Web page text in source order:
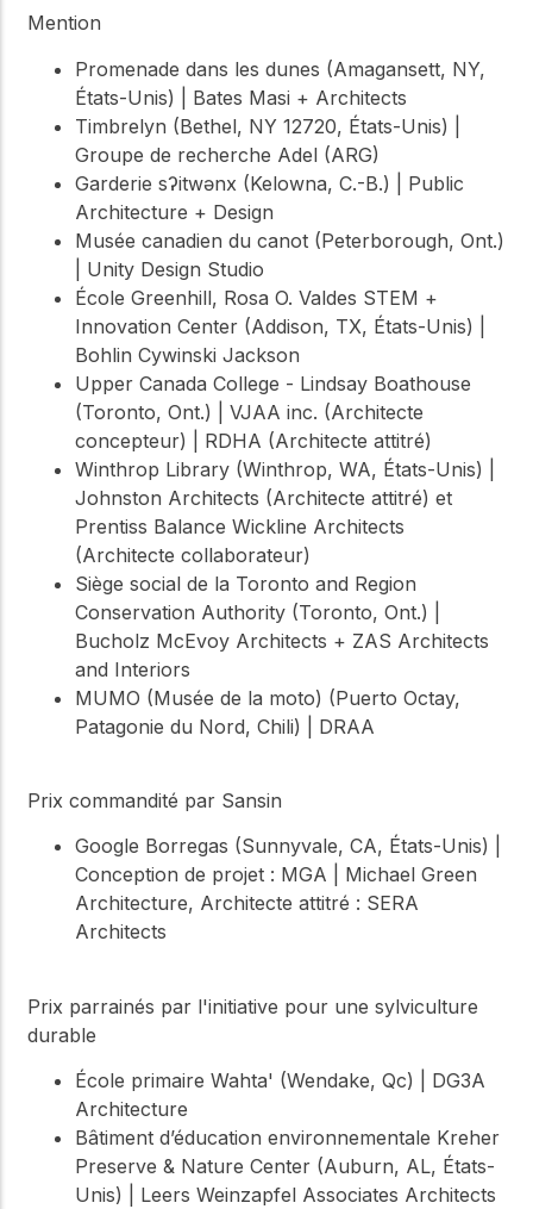
Mention
Promenade dans les dunes (Amagansett, NY,
États-Unis) | Bates Masi + Architects
Timbrelyn (Bethel, NY 12720, États-Unis) |
Groupe de recherche Adel (ARG)
Garderie sʔitwənx (Kelowna, C.-B.) | Public
Architecture + Design
Musée canadien du canot (Peterborough, Ont.)
| Unity Design Studio
École Greenhill, Rosa O. Valdes STEM +
Innovation Center (Addison, TX, États-Unis) |
Bohlin Cywinski Jackson
Upper Canada College - Lindsay Boathouse
(Toronto, Ont.) | VJAA inc. (Architecte
concepteur) | RDHA (Architecte attitré)
Winthrop Library (Winthrop, WA, États-Unis) |
Johnston Architects (Architecte attitré) et
Prentiss Balance Wickline Architects
(Architecte collaborateur)
Siège social de la Toronto and Region
Conservation Authority (Toronto, Ont.) |
Bucholz McEvoy Architects + ZAS Architects
and Interiors
MUMO (Musée de la moto) (Puerto Octay,
Patagonie du Nord, Chili) | DRAA
Prix commandité par Sansin
Google Borregas (Sunnyvale, CA, États-Unis) |
Conception de projet : MGA | Michael Green
Architecture, Architecte attitré : SERA
Architects
Prix parrainés par l'initiative pour une sylviculture
durable
École primaire Wahta' (Wendake, Qc) | DG3A
Architecture
Bâtiment d’éducation environnementale Kreher
Preserve & Nature Center (Auburn, AL, États-
Unis) | Leers Weinzapfel Associates Architects